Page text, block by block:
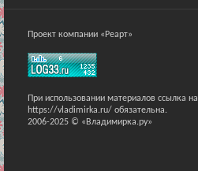
Проект компании «Реарт»
При использовании материалов ссылка на
https://vladimirka.ru/ обязательна.
2006-2025 © «Владимирка.ру»